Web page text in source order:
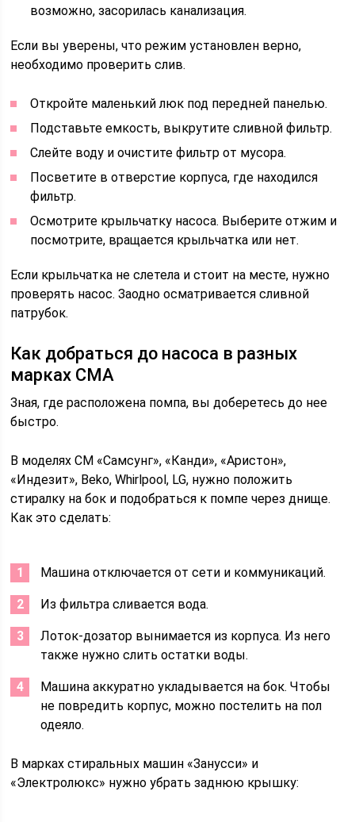
возможно, засорилась канализация.
Если вы уверены, что режим установлен верно,
необходимо проверить слив.
Откройте маленький люк под передней панелью.
Подставьте емкость, выкрутите сливной фильтр.
Слейте воду и очистите фильтр от мусора.
Посветите в отверстие корпуса, где находился
фильтр.
Осмотрите крыльчатку насоса. Выберите отжим и
посмотрите, вращается крыльчатка или нет.
Если крыльчатка не слетела и стоит на месте, нужно
проверять насос. Заодно осматривается сливной
патрубок.
Как добраться до насоса в разных
марках СМА
Зная, где расположена помпа, вы доберетесь до нее
быстро.
В моделях СМ «Самсунг», «Канди», «Аристон»,
«Индезит», Beko, Whirlpool, LG, нужно положить
стиралку на бок и подобраться к помпе через днище.
Как это сделать:
Машина отключается от сети и коммуникаций.
Из фильтра сливается вода.
Лоток-дозатор вынимается из корпуса. Из него
также нужно слить остатки воды.
Машина аккуратно укладывается на бок. Чтобы
не повредить корпус, можно постелить на пол
одеяло.
В марках стиральных машин «Занусси» и
«Электролюкс» нужно убрать заднюю крышку: